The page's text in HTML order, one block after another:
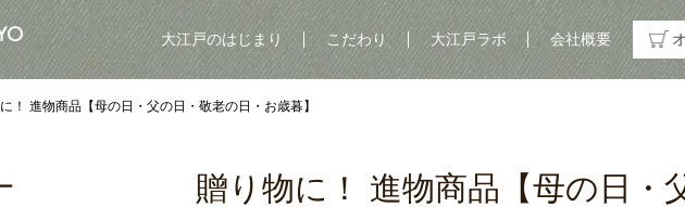
大江戸のはじまり こだわり 大江戸ラボ 会社概要
！ 進物商品【母の日・父の日・敬老の日・お歳暮】
贈り物に！ 進物商品【母の日・